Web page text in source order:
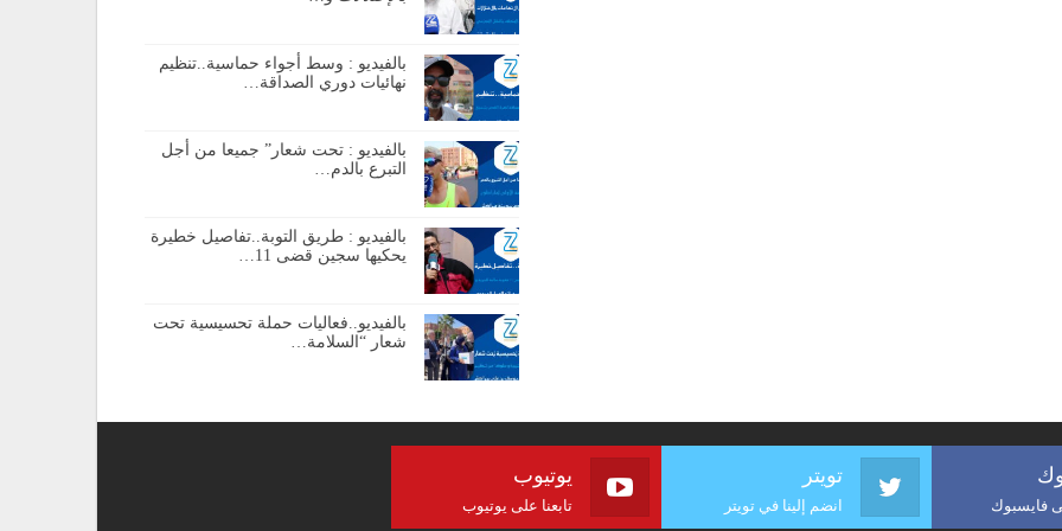
بالفيديو : وسط أجواء حماسية..تنظيم
نهائيات دوري الصداقة…
بالفيديو : تحت شعار” جميعا من أجل
التبرع بالدم…
بالفيديو : طريق التوبة..تفاصيل خطيرة
يحكيها سجين قضى 11…
بالفيديو..فعاليات حملة تحسيسية تحت
شعار “السلامة…
فايسبوك
تويتر
انضم إلينا في تويتر
يوتيوب
تابعنا على يوتيوب